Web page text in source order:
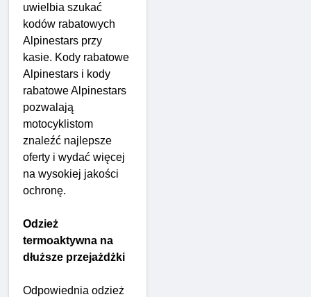
uwielbia szukać
kodów rabatowych
Alpinestars przy
kasie. Kody rabatowe
Alpinestars i kody
rabatowe Alpinestars
pozwalają
motocyklistom
znaleźć najlepsze
oferty i wydać więcej
na wysokiej jakości
ochronę.
Odzież
termoaktywna na
dłuższe przejażdżki
Odpowiednia odzież